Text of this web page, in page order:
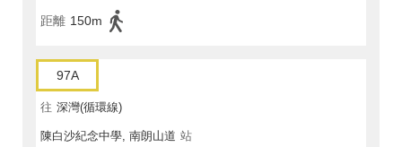
距離 150m
97A
往 深灣(循環線)
陳白沙紀念中學, 南朗山道 站